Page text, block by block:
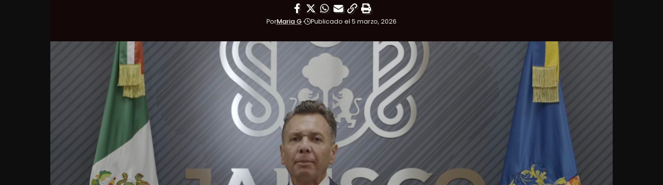
PorMaria G Publicado el 5 marzo, 2026